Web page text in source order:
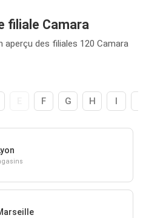
filiale Camara
des filiales 120 Camara
F G H I